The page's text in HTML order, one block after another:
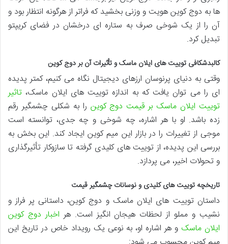
ها به دوج کوین هویت و وزنی بخشید که فراتر از هرگونه انتظار بود و
آن را از یک شوخی صرف به ستاره ای درخشان در فضای کریپتو
تبدیل کرد.
کالبدشکافی توییت های ایلان ماسک و تأثیرات آن بر دوج کوین
وقتی به دنیای پرنوسان ارزهای دیجیتال نگاه می کنیم، کمتر پدیده
ای را می توان یافت که به اندازه توییت های ایلان ماسک، تاثیر
توییت ایلان ماسک بر قیمت دوج کوین را به شکلی چشمگیر رقم
زده باشد. او با هر اشاره، چه شوخی و چه جدی، توانسته است
موجی از تغییرات را در بازار این میم کوین ایجاد کند. این بخش به
بررسی این پدیده، از توییت های کلیدی گرفته تا سازوکار تأثیرگذاری
و تحولات اخیر، می پردازد.
تاریخچه توییت های کلیدی و نوسانات چشمگیر قیمت
داستان توییت های ایلان ماسک و دوج کوین، داستانی پر فراز و
نشیب و مملو از لحظات هیجان انگیز است. هر اخبار دوج کوین
ایلان ماسکو هر اشاره او، به نوعی یک رویداد خاص در تاریخ این